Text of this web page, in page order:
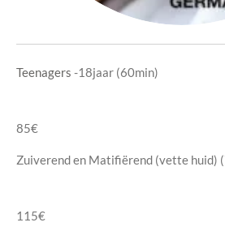
Teenagers -18jaar (60min)
85€
Zuiverend en Matifiërend (vette huid)
115€